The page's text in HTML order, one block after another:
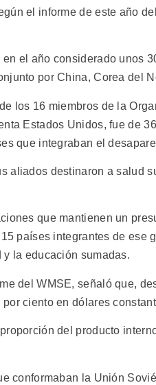
el informe de este año
el año considerado unos
por China, Corea del
los 16 miembros de la
Estados Unidos, fue de
que integraban el
aliados destinaron a salud
que mantienen un
países integrantes de ese
la educación sumadas.
del WMSE, señaló que,
ciento en dólares
del producto
conformaban la Unión